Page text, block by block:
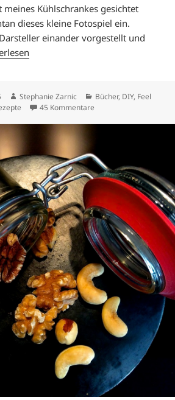
meines Kühlschrankes gesichtet
dieses kleine Fotospiel ein.
einander vorgestellt und
Autor
Stephanie Zarnic Kategorien
Bücher, DIY, Feel
45 Kommentare